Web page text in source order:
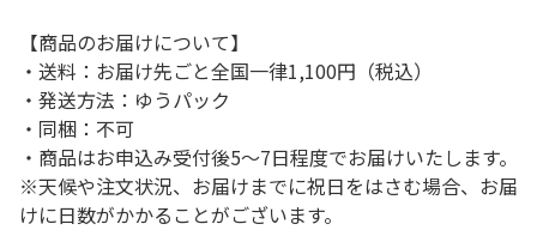
【商品のお届けについて】
・送料：お届け先ごと全国一律1,100円（税込）
・発送方法：ゆうパック
・同梱：不可
・商品はお申込み受付後5～7日程度でお届けいたします。
※天候や注文状況、お届けまでに祝日をはさむ場合、お届
けに日数がかかることがございます。